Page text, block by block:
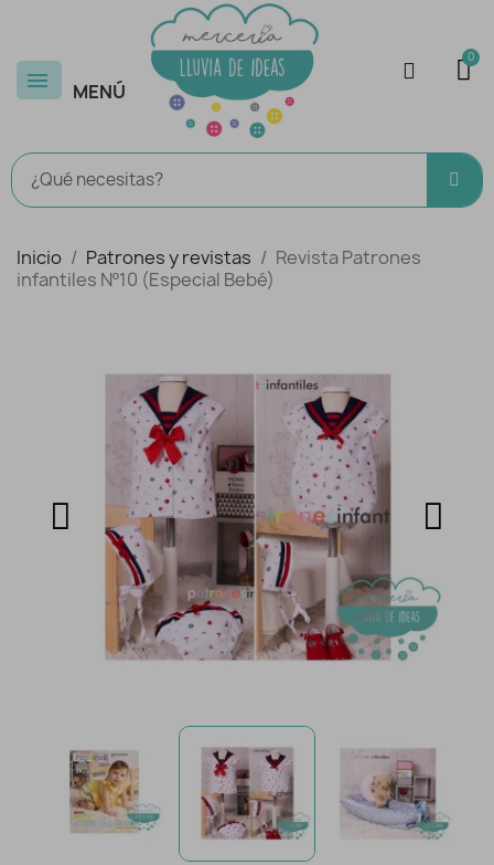
MENÚ
Inicio Patrones y revistas
Revista Patrones
infantiles Nº10 (Especial Bebé)